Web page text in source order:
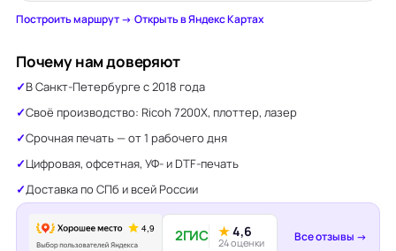
Построить маршрут →·Открыть в Яндекс Картах
Почему нам доверяют
В Санкт-Петербурге с 2018 года
Своё производство: Ricoh 7200X, плоттер, лазер
Срочная печать — от 1 рабочего дня
Цифровая, офсетная, УФ- и DTF-печать
Доставка по СПб и всей России
2ГИС ★4,6
24 оценки Все отзывы →